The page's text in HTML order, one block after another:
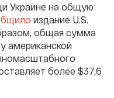
Украине на общую
издание U.S.
общая сумма
американской
более $37,6